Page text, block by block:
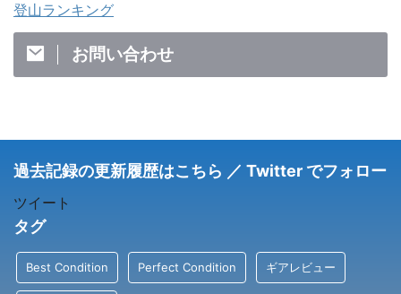
登山ランキング
お問い合わせ
過去記録の更新履歴はこちら ／ Twitter でフォロー
ツイート
タグ
Best Condition Perfect Condition ギアレビュー